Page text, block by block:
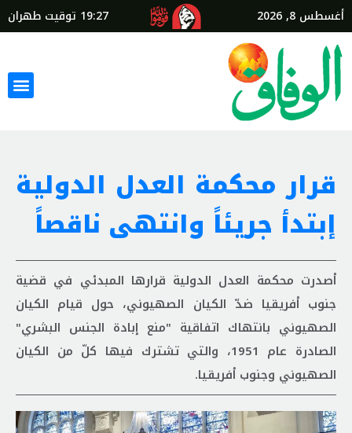
أغسطس 8, 2026 19:27 توقيت طهران
قرار محكمة العدل الدولية
إبتدأ جريئاً وانتهى ناقصاً
أصدرت محكمة العدل الدولية قرارها المبدئي في قضية
جنوب أفريقيا ضدّ الكيان الصهيوني، حول قيام الكيان
الصهيوني بانتهاك اتفاقية "منع إبادة الجنس البشري"
الصادرة عام 1951، والتي تشترك فيها كلّ من الكيان
الصهيوني وجنوب أفريقيا.